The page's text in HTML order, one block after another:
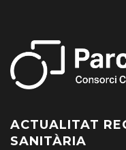
ACTUALITAT
SANITÀRIA